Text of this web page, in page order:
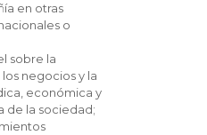
en otras
o
sobre la
negocios y la
económica y
de la sociedad;